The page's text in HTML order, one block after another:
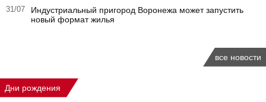
31/07
Индустриальный пригород Воронежа может запустить
новый формат жилья
все новости
Дни рождения